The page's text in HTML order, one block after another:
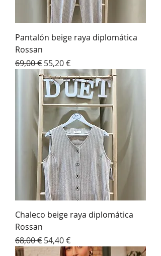
Pantalón beige raya diplomática
Rossan
Precio
69,00 € Precio de oferta
55,20 €
Chaleco beige raya diplomática
Rossan
Precio
68,00 € Precio de oferta
54,40 €